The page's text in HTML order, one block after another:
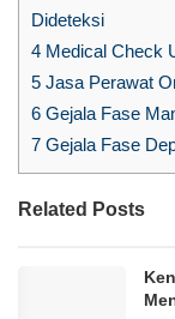
Dideteksi
4 Medical Check
5 Jasa Perawat
6 Gejala Fase
7 Gejala Fase
Related Posts